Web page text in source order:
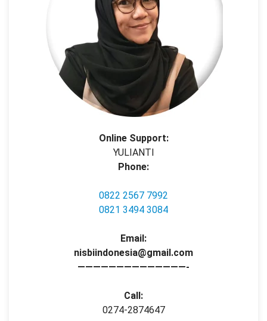
Online Support:
YULIANTI
Phone:
0822 2567 7992
0821 3494 3084
Email:
nisbiindonesia@gmail.com
——————————————-
Call:
0274-2874647